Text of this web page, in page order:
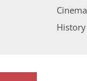
Cinema
History